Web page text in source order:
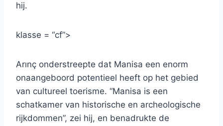
hij.
klasse = “cf”>
Arınç onderstreepte dat Manisa een enorm
onaangeboord potentieel heeft op het gebied
van cultureel toerisme. “Manisa is een
schatkamer van historische en archeologische
rijkdommen”, zei hij, en benadrukte de